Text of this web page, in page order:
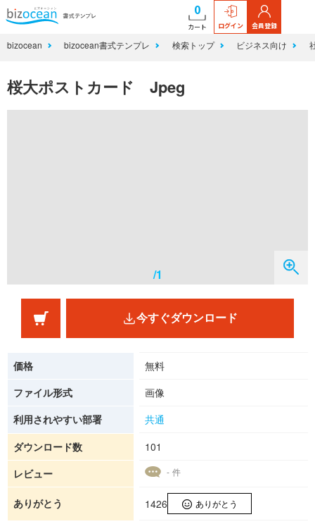
0
カート ログイン 会員登録
bizocean bizocean書式テンプレ 検索トップ ビジネス向け
桜大ポストカード Jpeg
/1
今すぐダウンロード
価格
無料
ファイル形式
画像
利用されやすい部署
共通
ダウンロード数
101
レビュー
- 件
ありがとう 1426 ありがとう